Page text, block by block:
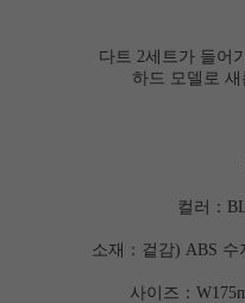
다트 2세트가 들어
하드 모델로
컬러：
소재： 겉감) ABS 수
사이즈：